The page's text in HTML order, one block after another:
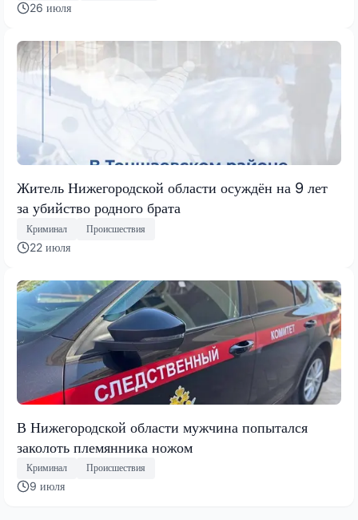
26 июля
Житель Нижегородской области осуждён на 9 лет
за убийство родного брата
Криминал Происшествия
22 июля
В Нижегородской области мужчина попытался
заколоть племянника ножом
Криминал Происшествия
9 июля